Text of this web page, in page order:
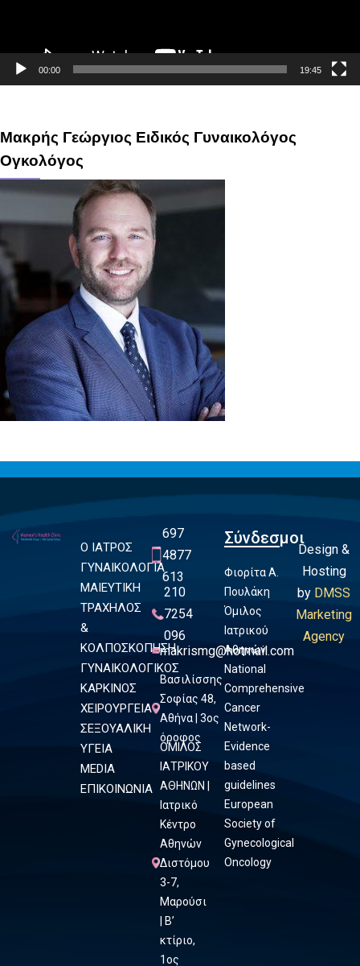
00:00 19:45
Μακρής Γεώργιος Ειδικός Γυναικολόγος
Ογκολόγος
Ο ΙΑΤΡΟΣ
ΓΥΝΑΙΚΟΛΟΓΙΑ
ΜΑΙΕΥΤΙΚΗ
ΤΡΑΧΗΛΟΣ
&
ΚΟΛΠΟΣΚΟΠΗΣΗ
ΓΥΝΑΙΚΟΛΟΓΙΚΟΣ
ΚΑΡΚΙΝΟΣ
ΧΕΙΡΟΥΡΓΕΙΑ
ΣΕΞΟΥΑΛΙΚΗ
ΥΓΕΙΑ
MEDIA
ΕΠΙΚΟΙΝΩΝΙΑ
697
4877
613
210
7254
096
makrismg@hotmail.com
Βασιλίσσης
Σοφίας 48,
Αθήνα | 3ος
όροφος
ΟΜΙΛΟΣ
ΙΑΤΡΙΚΟΥ
ΑΘΗΝΩΝ |
Ιατρικό
Κέντρο
Αθηνών
Διστόμου
3-7,
Μαρούσι
| Β’
κτίριο,
1ος
Σύνδεσμοι
Φιορίτα Α.
Πουλάκη
Όμιλος
Ιατρικού
Αθηνών
National
Comprehensive
Cancer
Network-
Evidence
based
guidelines
European
Society of
Gynecological
Oncology
Design &
Hosting
by DMSS
Marketing
Agency